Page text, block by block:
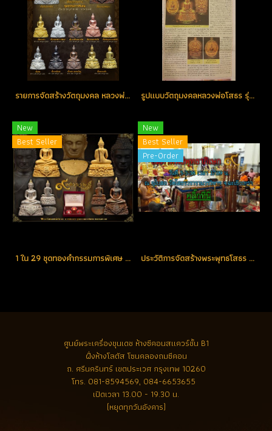
รายการจัดสร้างวัตถุมงคล หลวงพ่อโสธร รุ่น ๙ ทศวรรษ รูปแบบวัตถุมงคลหลวงพ่อโสธร รุ่น ๙ ทศวรรษ
New
Best Seller
1 ใน 29 ชุดทองคำกรรมการพิเศษ ตอกโค้ด "ศ" (เศรษฐี) หมายเลข 14 สร้างน้อย ตอกโค้ดหายากที่สุดในรุ่น (โทรถาม)
New
Best Seller
Pre-Order
ประวัติการจัดสร้างพระพุทธโสธร รุ่น ๙ ทศวรรษ สุดยอดพุทธศิลป์ในรอบ 90 ปี
ศูนย์พระเครื่องขุนเดช ห้างซีคอนสแควร์ชั้น B1
ฝั่งห้างโลตัส โซนคลองถมซีคอน
ถ. ศรีนครินทร์ เขตประเวศ กรุงเทพ 10260
โทร. 081-8594569, 084-6653655
เปิดเวลา 13.00 - 19.30 น.
(หยุดทุกวันอังคาร)